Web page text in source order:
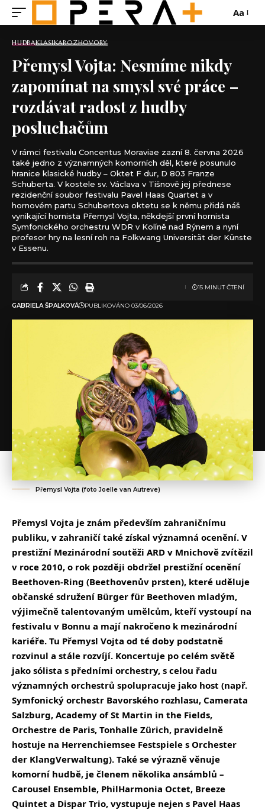
Aa
HUDBAKLASIKAROZHOVORY
Přemysl Vojta: Nesmíme nikdy
zapomínat na smysl své práce –
rozdávat radost z hudby
posluchačům
V rámci festivalu Concentus Moraviae zazní 8. června 2026
také jedno z významných komorních děl, které posunulo
hranice klasické hudby – Oktet F dur, D 803 Franze
Schuberta. V kostele sv. Václava v Tišnově jej přednese
rezidenční soubor festivalu Pavel Haas Quartet a v
hornovém partu Schubertova oktetu se k němu přidá náš
vynikající hornista Přemysl Vojta, někdejší první hornista
Symfonického orchestru WDR v Kolíně nad Rýnem a nyní
profesor hry na lesní roh na Folkwang Universität der Künste
v Essenu.
GABRIELA ŠPALKOVÁ PUBLIKOVÁNO 03/06/2026
15 MINUT ČTENÍ
Přemysl Vojta (foto Joelle van Autreve)
Přemysl Vojta je znám především zahraničnímu
publiku, v zahraničí také získal významná ocenění. V
prestižní Mezinárodní soutěži ARD v Mnichově zvítězil
v roce 2010, o rok později obdržel prestižní ocenění
Beethoven-Ring (Beethovenův prsten), které uděluje
občanské sdružení Bürger für Beethoven mladým,
výjimečně talentovaným umělcům, kteří vystoupí na
festivalu v Bonnu a mají nakročeno k mezinárodní
kariéře. Tu Přemysl Vojta od té doby podstatně
rozvinul a stále rozvíjí. Koncertuje po celém světě
jako sólista s předními orchestry, s celou řadu
významných orchestrů spolupracuje jako host (např.
Symfonický orchestr Bavorského rozhlasu, Camerata
Salzburg, Academy of St Martin in the Fields,
Orchestre de Paris, Tonhalle Zürich, pravidelně
hostuje na Herrenchiemsee Festspiele s Orchester
der KlangVerwaltung). Také se výrazně věnuje
komorní hudbě, je členem několika ansámblů –
Carousel Ensemble, PhilHarmonia Octet, Breeze
Quintet a Dispar Trio, vystupuje nejen s Pavel Haas